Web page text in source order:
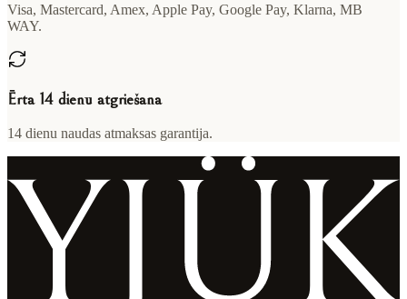
Visa, Mastercard, Amex, Apple Pay, Google Pay, Klarna, MB
WAY.
Ērta 14 dienu atgriešana
14 dienu naudas atmaksas garantija.